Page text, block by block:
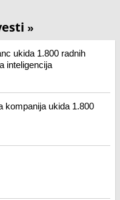
»
ukida 1.800 radnih
inteligencija
kompanija ukida 1.800